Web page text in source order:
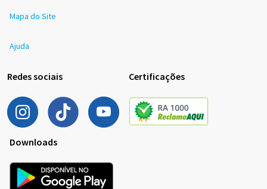
Mapa do Site
Ajuda
Redes sociais Certificações
Downloads